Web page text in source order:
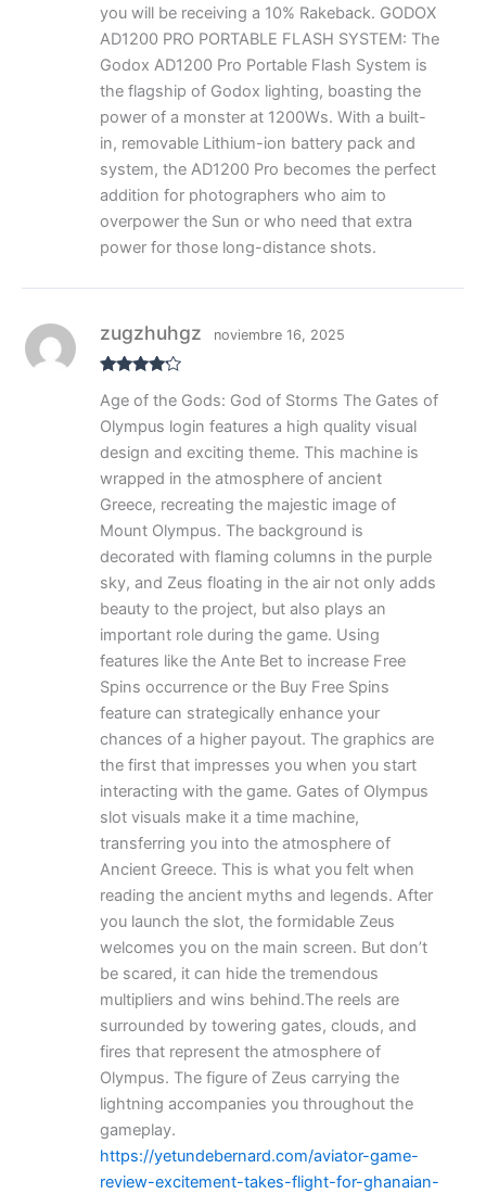
you will be receiving a 10% Rakeback. GODOX
AD1200 PRO PORTABLE FLASH SYSTEM: The
Godox AD1200 Pro Portable Flash System is
the flagship of Godox lighting, boasting the
power of a monster at 1200Ws. With a built-
in, removable Lithium-ion battery pack and
system, the AD1200 Pro becomes the perfect
addition for photographers who aim to
overpower the Sun or who need that extra
power for those long-distance shots.
con4de
5
zugzhuhgz noviembre 16, 2025
Age of the Gods: God of Storms The Gates of
Olympus login features a high quality visual
design and exciting theme. This machine is
wrapped in the atmosphere of ancient
Greece, recreating the majestic image of
Mount Olympus. The background is
decorated with flaming columns in the purple
sky, and Zeus floating in the air not only adds
beauty to the project, but also plays an
important role during the game. Using
features like the Ante Bet to increase Free
Spins occurrence or the Buy Free Spins
feature can strategically enhance your
chances of a higher payout. The graphics are
the first that impresses you when you start
interacting with the game. Gates of Olympus
slot visuals make it a time machine,
transferring you into the atmosphere of
Ancient Greece. This is what you felt when
reading the ancient myths and legends. After
you launch the slot, the formidable Zeus
welcomes you on the main screen. But don’t
be scared, it can hide the tremendous
multipliers and wins behind.The reels are
surrounded by towering gates, clouds, and
fires that represent the atmosphere of
Olympus. The figure of Zeus carrying the
lightning accompanies you throughout the
gameplay.
https://yetundebernard.com/aviator-game-
review-excitement-takes-flight-for-ghanaian-